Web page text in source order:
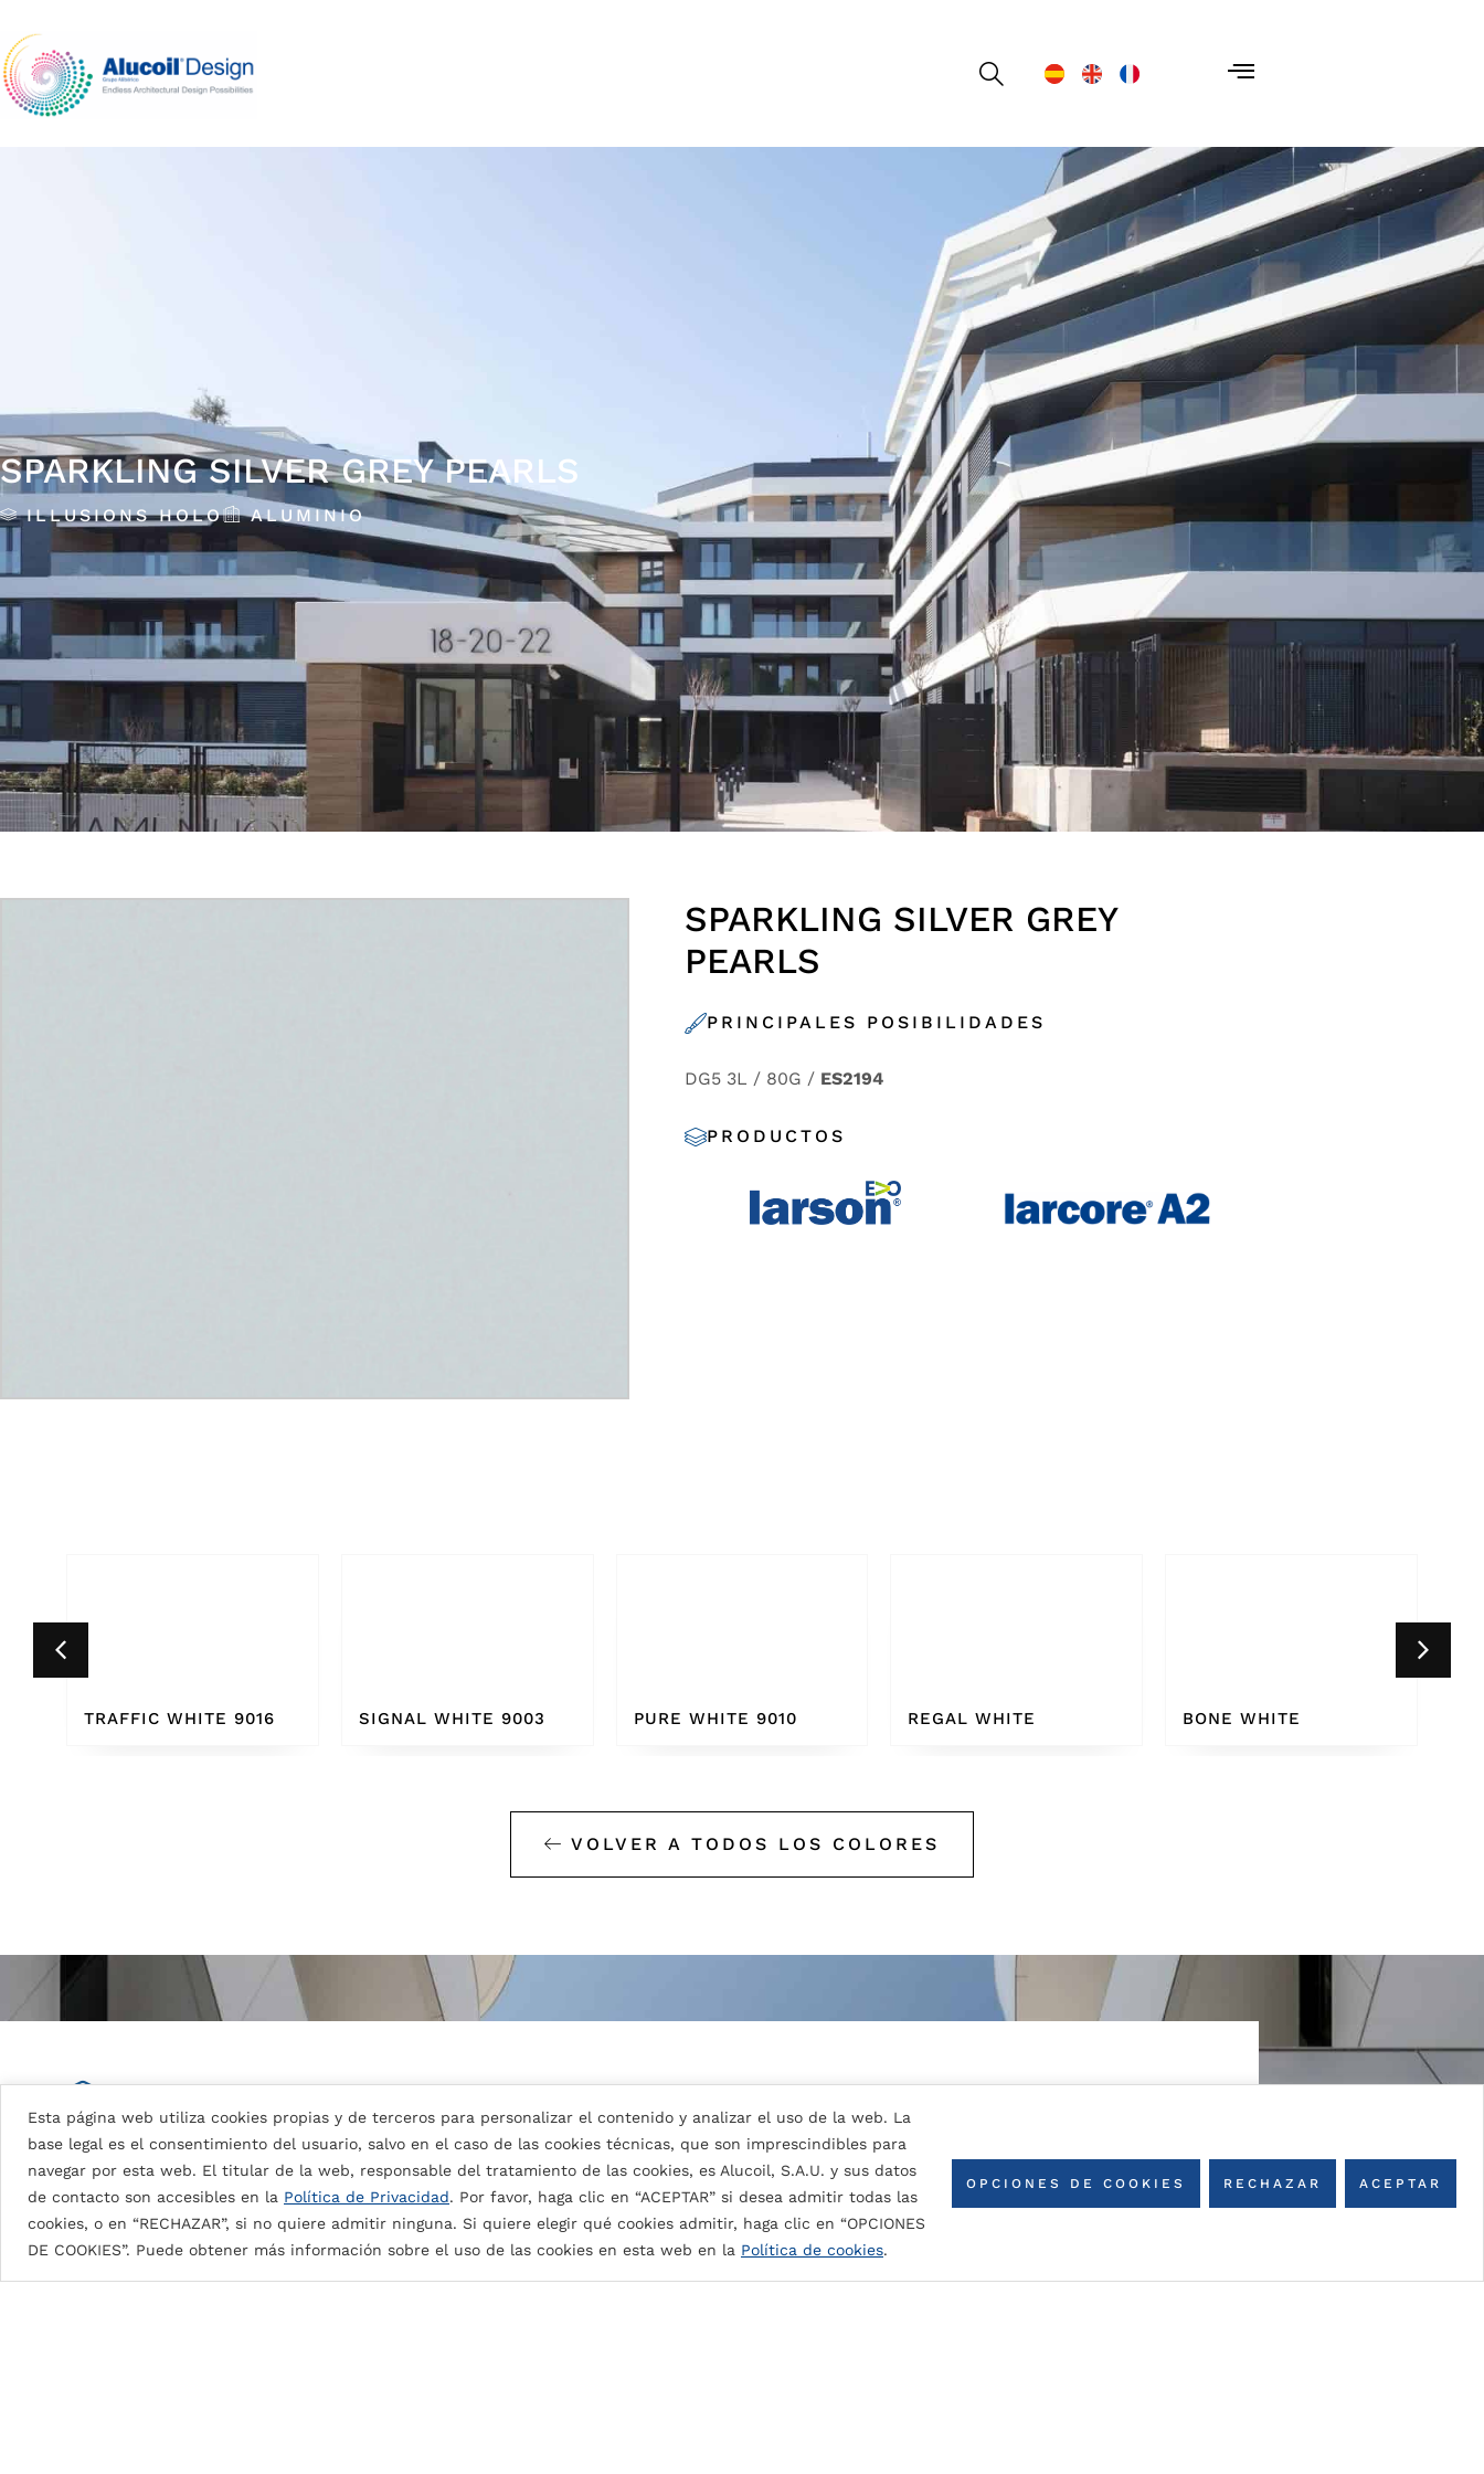
Esta página web utiliza cookies propias y de terceros para personalizar el contenido y analizar el uso de la web. La
base legal es el consentimiento del usuario, salvo en el caso de las cookies técnicas, que son imprescindibles para
navegar por esta web. El titular de la web, responsable del tratamiento de las cookies, es Alucoil, S.A.U. y sus datos
de contacto son accesibles en la Política de Privacidad. Por favor, haga clic en “ACEPTAR” si desea admitir todas las
cookies, o en “RECHAZAR”, si no quiere admitir ninguna. Si quiere elegir qué cookies admitir, haga clic en “OPCIONES
DE COOKIES”. Puede obtener más información sobre el uso de las cookies en esta web en la Política de cookies.
OPCIONES DE COOKIES RECHAZAR ACEPTAR
SPARKLING SILVER GREY PEARLS
ILLUSIONS HOLO ALUMINIO
SPARKLING SILVER GREY
PEARLS
PRINCIPALES POSIBILIDADES
DG5 3L / 80G / ES2194
PRODUCTOS
SIGNAL WHITE 9003 PURE WHITE 9010 REGAL WHITE BONE WHITE WHITE GREY 9002
VOLVER A TODOS LOS COLORES
Detalles de la pintura
DG5 (High Durable Polyester)
Pintura en base a resinas HDP con espesores de pintura nominal (dependiendo del color):
CONTACTA CON NOSOTROS